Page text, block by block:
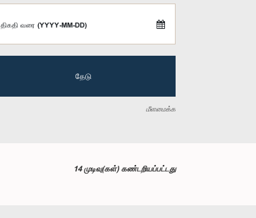
திகதி வரை (YYYY-MM-DD)
தேடு
மீளமைக்க
14 முடிவு(கள்) கண்டறியப்பட்டது